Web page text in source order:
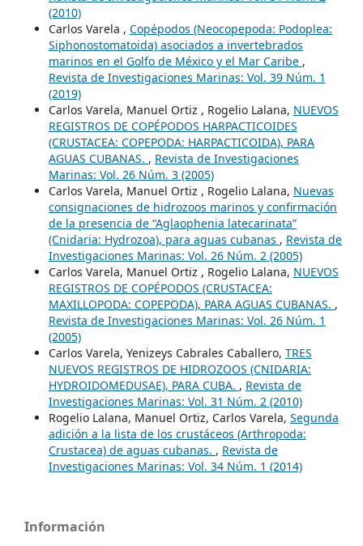
(2010)
Carlos Varela , Copépodos (Neocopepoda: Podoplea:
Siphonostomatoida) asociados a invertebrados
marinos en el Golfo de México y el Mar Caribe ,
Revista de Investigaciones Marinas: Vol. 39 Núm. 1
(2019)
Carlos Varela, Manuel Ortiz , Rogelio Lalana, NUEVOS
REGISTROS DE COPÉPODOS HARPACTICOIDES
(CRUSTACEA: COPEPODA: HARPACTICOIDA), PARA
AGUAS CUBANAS. , Revista de Investigaciones
Marinas: Vol. 26 Núm. 3 (2005)
Carlos Varela, Manuel Ortiz , Rogelio Lalana, Nuevas
consignaciones de hidrozoos marinos y confirmación
de la presencia de “Aglaophenia latecarinata”
(Cnidaria: Hydrozoa), para aguas cubanas , Revista de
Investigaciones Marinas: Vol. 26 Núm. 2 (2005)
Carlos Varela, Manuel Ortiz , Rogelio Lalana, NUEVOS
REGISTROS DE COPÉPODOS (CRUSTACEA:
MAXILLOPODA: COPEPODA), PARA AGUAS CUBANAS. ,
Revista de Investigaciones Marinas: Vol. 26 Núm. 1
(2005)
Carlos Varela, Yenizeys Cabrales Caballero, TRES
NUEVOS REGISTROS DE HIDROZOOS (CNIDARIA:
HYDROIDOMEDUSAE), PARA CUBA. , Revista de
Investigaciones Marinas: Vol. 31 Núm. 2 (2010)
Rogelio Lalana, Manuel Ortiz, Carlos Varela, Segunda
adición a la lista de los crustáceos (Arthropoda:
Crustacea) de aguas cubanas. , Revista de
Investigaciones Marinas: Vol. 34 Núm. 1 (2014)
Información